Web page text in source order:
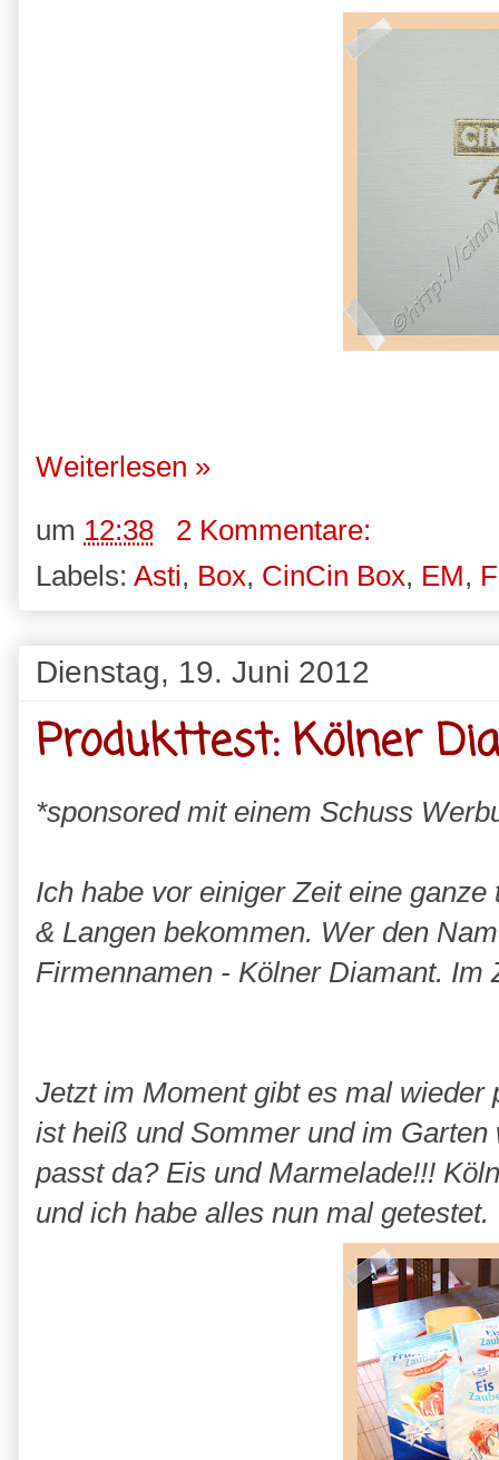
Weiterlesen »
um 12:38
2 Kommentare:
Labels: Asti, Box, CinCin Box, EM,
Dienstag, 19. Juni 2012
Produkttest: Kölner
*sponsored mit einem Schuss
Ich habe vor einiger Zeit eine
& Langen bekommen. Wer den
Firmennamen - Kölner Diamant.
Jetzt im Moment gibt es mal
ist heiß und Sommer und im
passt da? Eis und Marmelade!!!
und ich habe alles nun mal getestet.